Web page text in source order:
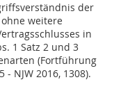
der
weitere
in
1 Satz 2 und 3
(Fortführung
- NJW 2016, 1308).